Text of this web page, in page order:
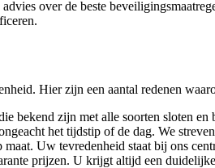
over de beste
Hier zijn een aantal redenen
bekend zijn met alle soorten sloten en
het tijdstip of de dag. We
Uw tevredenheid staat bij ons
prijzen. U krijgt altijd een